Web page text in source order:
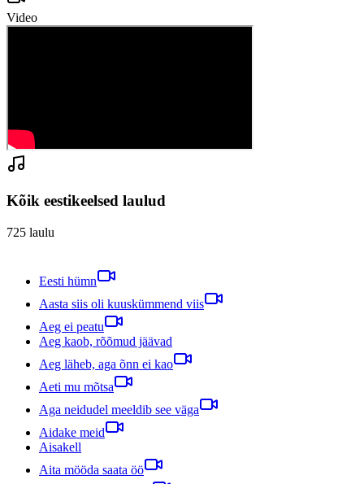
Video
Kõik eestikeelsed laulud
725 laulu
Eesti hümn
Aasta siis oli kuuskümmend viis
Aeg ei peatu
Aeg kaob, rõõmud jäävad
Aeg läheb, aga õnn ei kao
Aeti mu mõtsa
Aga neidudel meeldib see väga
Aidake meid
Aisakell
Aita mööda saata öö